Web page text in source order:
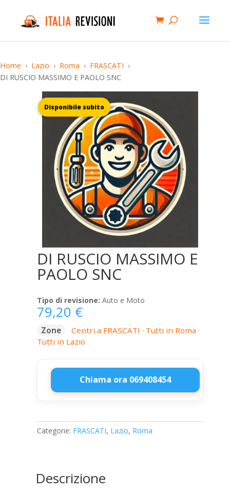
Home Lazio Roma
FRASCATI
DI RUSCIO MASSIMO E PAOLO SNC
DI RUSCIO MASSIMO E
PAOLO SNC
Tipo di revisione: Auto e Moto
79,20 €
Zone Centri a FRASCATI · Tutti in Roma ·
Tutti in Lazio
Chiama ora 069408454
MASSIMO
E
Categorie: FRASCATI, Lazio, Roma
Descrizione